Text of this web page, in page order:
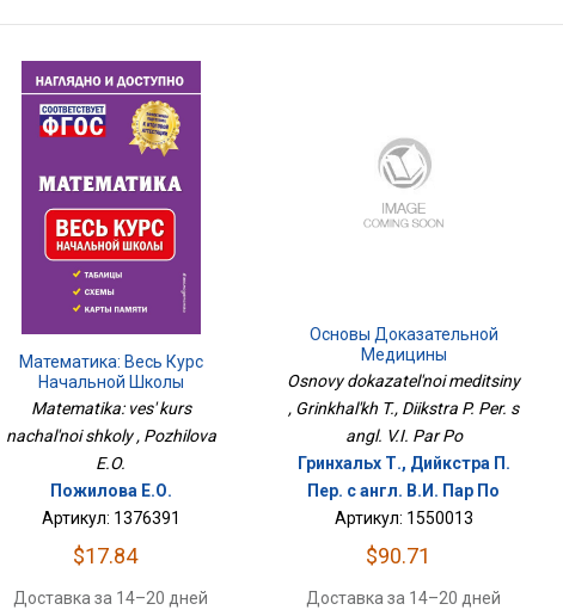
Математика: Весь Курс
Начальной Школы
Matematika: ves' kurs
nachal'noi shkoly , Pozhilova
E.O.
Пожилова Е.О.
Артикул: 1376391
$17.84
Доставка за 14–20 дней
Основы Доказательной
Медицины
Osnovy dokazatel'noi meditsiny
, Grinkhal'kh T., Diikstra P. Per. s
angl. V.I. Par Po
Гринхальх Т., Дийкстра П.
Пер. с англ. В.И. Пар По
Артикул: 1550013
$90.71
Доставка за 14–20 дней